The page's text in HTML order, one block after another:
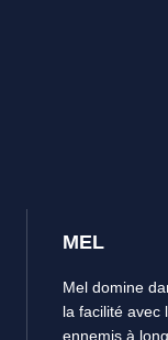
MEL
Mel domine
la facilité avec
ennemis à